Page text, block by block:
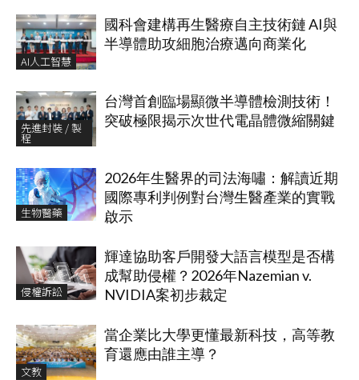
AI人工智慧
國科會建構再生醫療自主技術鏈 AI與
半導體助攻細胞治療邁向商業化
先進封裝 / 製
程
台灣首創臨場顯微半導體檢測技術！
突破極限揭示次世代電晶體微縮關鍵
生物醫藥
2026年生醫界的司法海嘯：解讀近期
國際專利判例對台灣生醫產業的實戰
啟示
侵權訴訟
輝達協助客戶開發大語言模型是否構
成幫助侵權？2026年Nazemian v.
NVIDIA案初步裁定
文教
當企業比大學更懂最新科技，高等教
育還應由誰主導？